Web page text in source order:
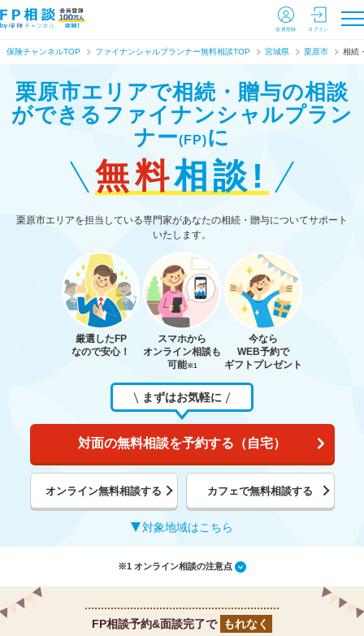
会員登録 ログイン
保険チャンネルTOP ファイナンシャルプランナー無料相談TOP 宮城県 栗原市 相続
栗原市エリアで相続・贈与の相談
ができる ファイナンシャルプラン
ナー(FP)に
無料相談!
栗原市エリアを担当している専門家があなたの相続・贈与についてサポート
いたします。
厳選したFP
なので安心！
スマホから
オンライン相談も
可能※1
今なら
WEB予約で
ギフトプレゼント
まずはお気軽に
対面の無料相談を予約する（自宅）
オンライン無料相談する カフェで無料相談する
対象地域はこちら
※1 オンライン相談の注意点
FP相談予約&面談完了で もれなく